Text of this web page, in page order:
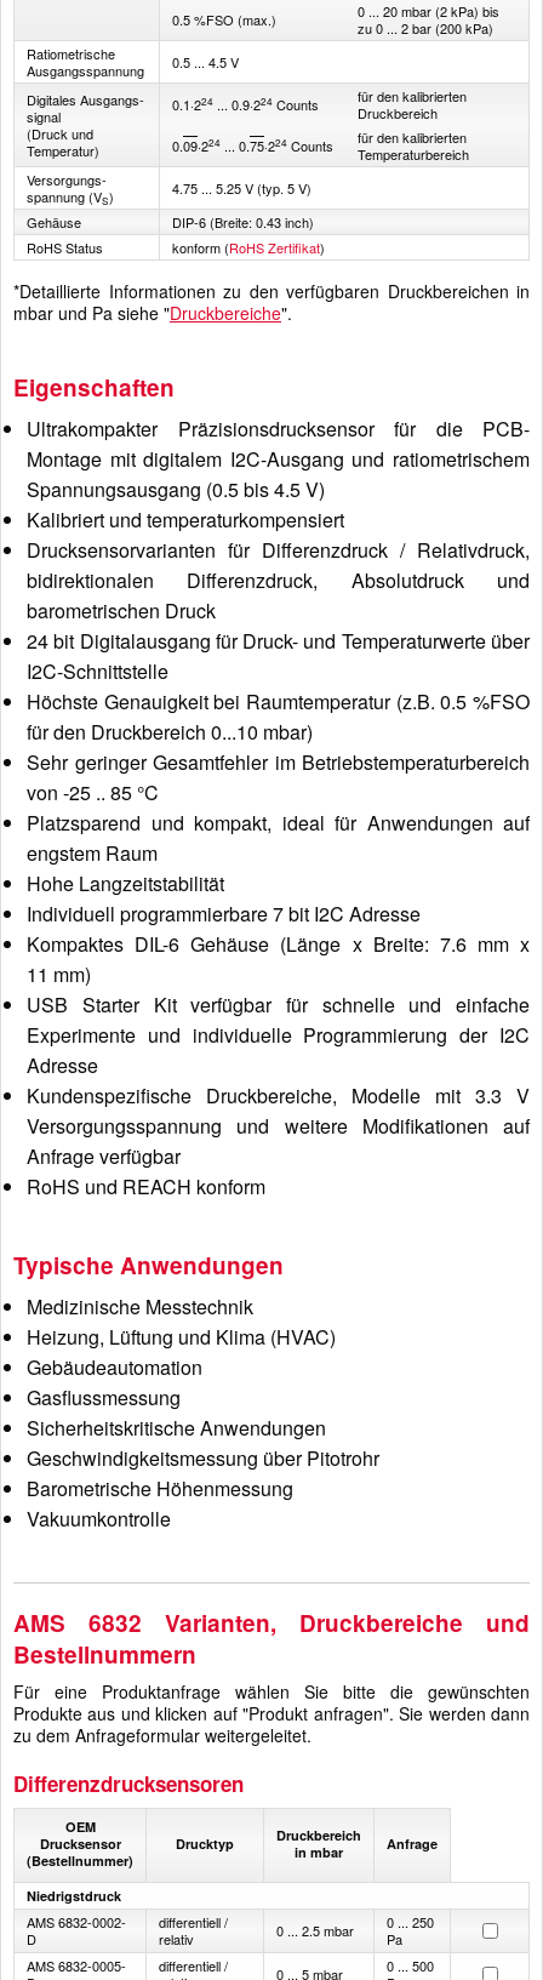
0.5 %FSO (max.)
0 ... 20 mbar (2 kPa) bis
zu 0 ... 2 bar (200 kPa)
Ratiometrische
Ausgangsspannung
0.5 ... 4.5 V
Digitales Ausgangs­
signal
(Druck und
Temperatur)
0.1·224 ... 0.9·224 Counts
für den kalibrierten
Druckbereich
0.09·224 ... 0.75·224 Counts
für den kalibrierten
Temperaturbereich
Versorgungs­
spannung (VS)
4.75 ... 5.25 V (typ. 5 V)
Gehäuse
DIP-6 (Breite: 0.43 inch)
RoHS Status
konform (RoHS Zertifikat)
*Detaillierte Informationen zu den verfügbaren Druckbereichen in
mbar und Pa siehe "Druckbereiche".
Eigenschaften
Ultrakompakter Präzisionsdrucksensor für die PCB-
Montage mit digitalem I2C-Ausgang und ratiometrischem
Spannungsausgang (0.5 bis 4.5 V)
Kalibriert und temperaturkompensiert
Drucksensorvarianten für Differenzdruck / Relativdruck,
bidirektionalen Differenzdruck, Absolutdruck und
barometrischen Druck
24 bit Digitalausgang für Druck- und Temperaturwerte über
I2C-Schnittstelle
Höchste Genauigkeit bei Raumtemperatur (z.B. 0.5 %FSO
für den Druckbereich 0...10 mbar)
Sehr geringer Gesamtfehler im Betriebstemperaturbereich
von -25 .. 85 °C
Platzsparend und kompakt, ideal für Anwendungen auf
engstem Raum
Hohe Langzeitstabilität
Individuell programmierbare 7 bit I2C Adresse
Kompaktes DIL-6 Gehäuse (Länge x Breite: 7.6 mm x
11 mm)
USB Starter Kit verfügbar für schnelle und einfache
Experimente und individuelle Programmierung der I2C
Adresse
Kundenspezifische Druckbereiche, Modelle mit 3.3 V
Versorgungsspannung und weitere Modifikationen auf
Anfrage verfügbar
RoHS und REACH konform
Typische Anwendungen
Medizinische Messtechnik
Heizung, Lüftung und Klima (HVAC)
Gebäudeautomation
Gasflussmessung
Sicherheitskritische Anwendungen
Geschwindigkeitsmessung über Pitotrohr
Barometrische Höhenmessung
Vakuumkontrolle
AMS 6832 Varianten, Druckbereiche und
Bestellnummern
Für eine Produktanfrage wählen Sie bitte die gewünschten
Produkte aus und klicken auf "Produkt anfragen". Sie werden dann
zu dem Anfrageformular weitergeleitet.
Differenzdrucksensoren
OEM
Drucksensor
(Bestellnummer)
Drucktyp
Druckbereich
in mbar
Anfrage
Niedrigstdruck
AMS 6832-0002-
D
differentiell /
relativ
0 ... 2.5 mbar
0 ... 250
Pa
AMS 6832-0005-
differentiell /
0 ... 5 mbar
0 ... 500